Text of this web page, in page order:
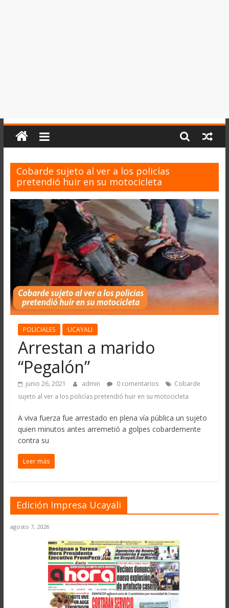
Cobarde sujeto al ver a los policías
pretendió huir en su motocicleta
POLICIALES UCAYALI
Arrestan a marido
“Pegalón”
junio 26, 2021 admin 0 comentarios
Cobarde
sujeto al ver a los policías pretendió huir en su motocicleta
A viva fuerza fue arrestado en plena vía pública un sujeto
quien minutos antes arremetió a golpes cobardemente
contra su
Leer más
Edición Impresa Ucayali
agosto 7, 2026